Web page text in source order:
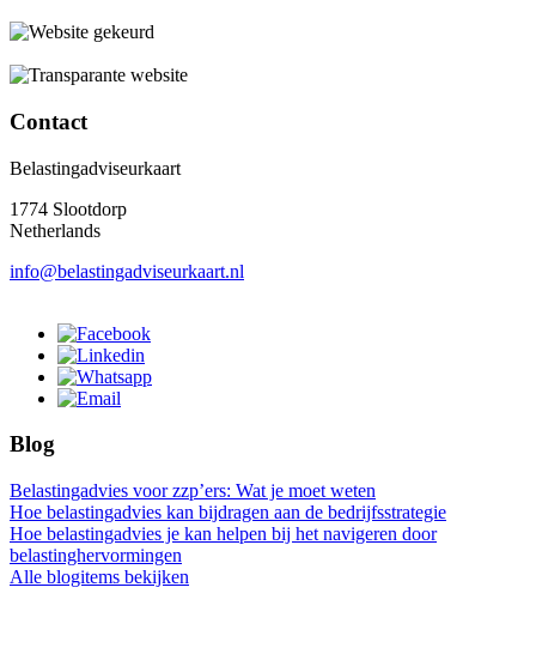
Contact
Belastingadviseurkaart
1774 Slootdorp
Netherlands
info@belastingadviseurkaart.nl
Blog
Belastingadvies voor zzp’ers: Wat je moet weten
Hoe belastingadvies kan bijdragen aan de bedrijfsstrategie
Hoe belastingadvies je kan helpen bij het navigeren door
belastinghervormingen
Alle blogitems bekijken